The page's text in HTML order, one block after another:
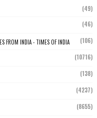
(49)
(46)
FROM INDIA - TIMES OF INDIA (106)
(10716)
(138)
(4237)
(8655)